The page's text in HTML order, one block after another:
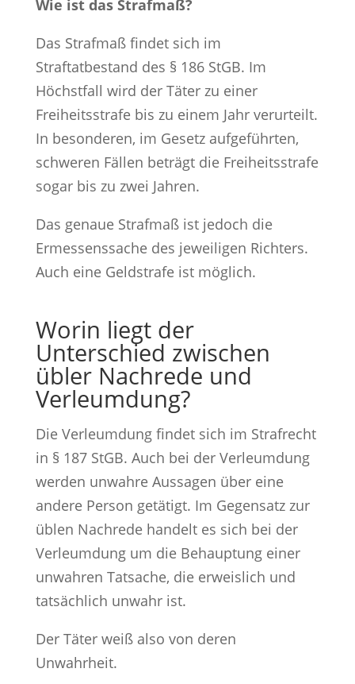
Wie ist das Strafmaß?
Das Strafmaß findet sich im
Straftatbestand des § 186 StGB. Im
Höchstfall wird der Täter zu einer
Freiheitsstrafe bis zu einem Jahr verurteilt.
In besonderen, im Gesetz aufgeführten,
schweren Fällen beträgt die Freiheitsstrafe
sogar bis zu zwei Jahren.
Das genaue Strafmaß ist jedoch die
Ermessenssache des jeweiligen Richters.
Auch eine Geldstrafe ist möglich.
Worin liegt der
Unterschied zwischen
übler Nachrede und
Verleumdung?
Die Verleumdung findet sich im Strafrecht
in § 187 StGB. Auch bei der Verleumdung
werden unwahre Aussagen über eine
andere Person getätigt. Im Gegensatz zur
üblen Nachrede handelt es sich bei der
Verleumdung um die Behauptung einer
unwahren Tatsache, die erweislich und
tatsächlich unwahr ist.
Der Täter weiß also von deren
Unwahrheit.